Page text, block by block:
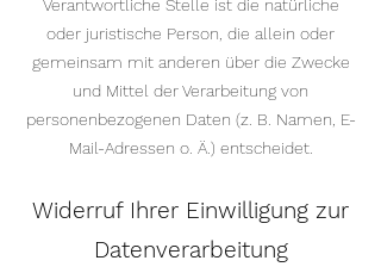
Verantwortliche Stelle ist die natürliche
oder juristische Person, die allein oder
gemeinsam mit anderen über die Zwecke
und Mittel der Verarbeitung von
personenbezogenen Daten (z. B. Namen, E-
Mail-Adressen o. Ä.) entscheidet.
Widerruf Ihrer Einwilligung zur
Datenverarbeitung